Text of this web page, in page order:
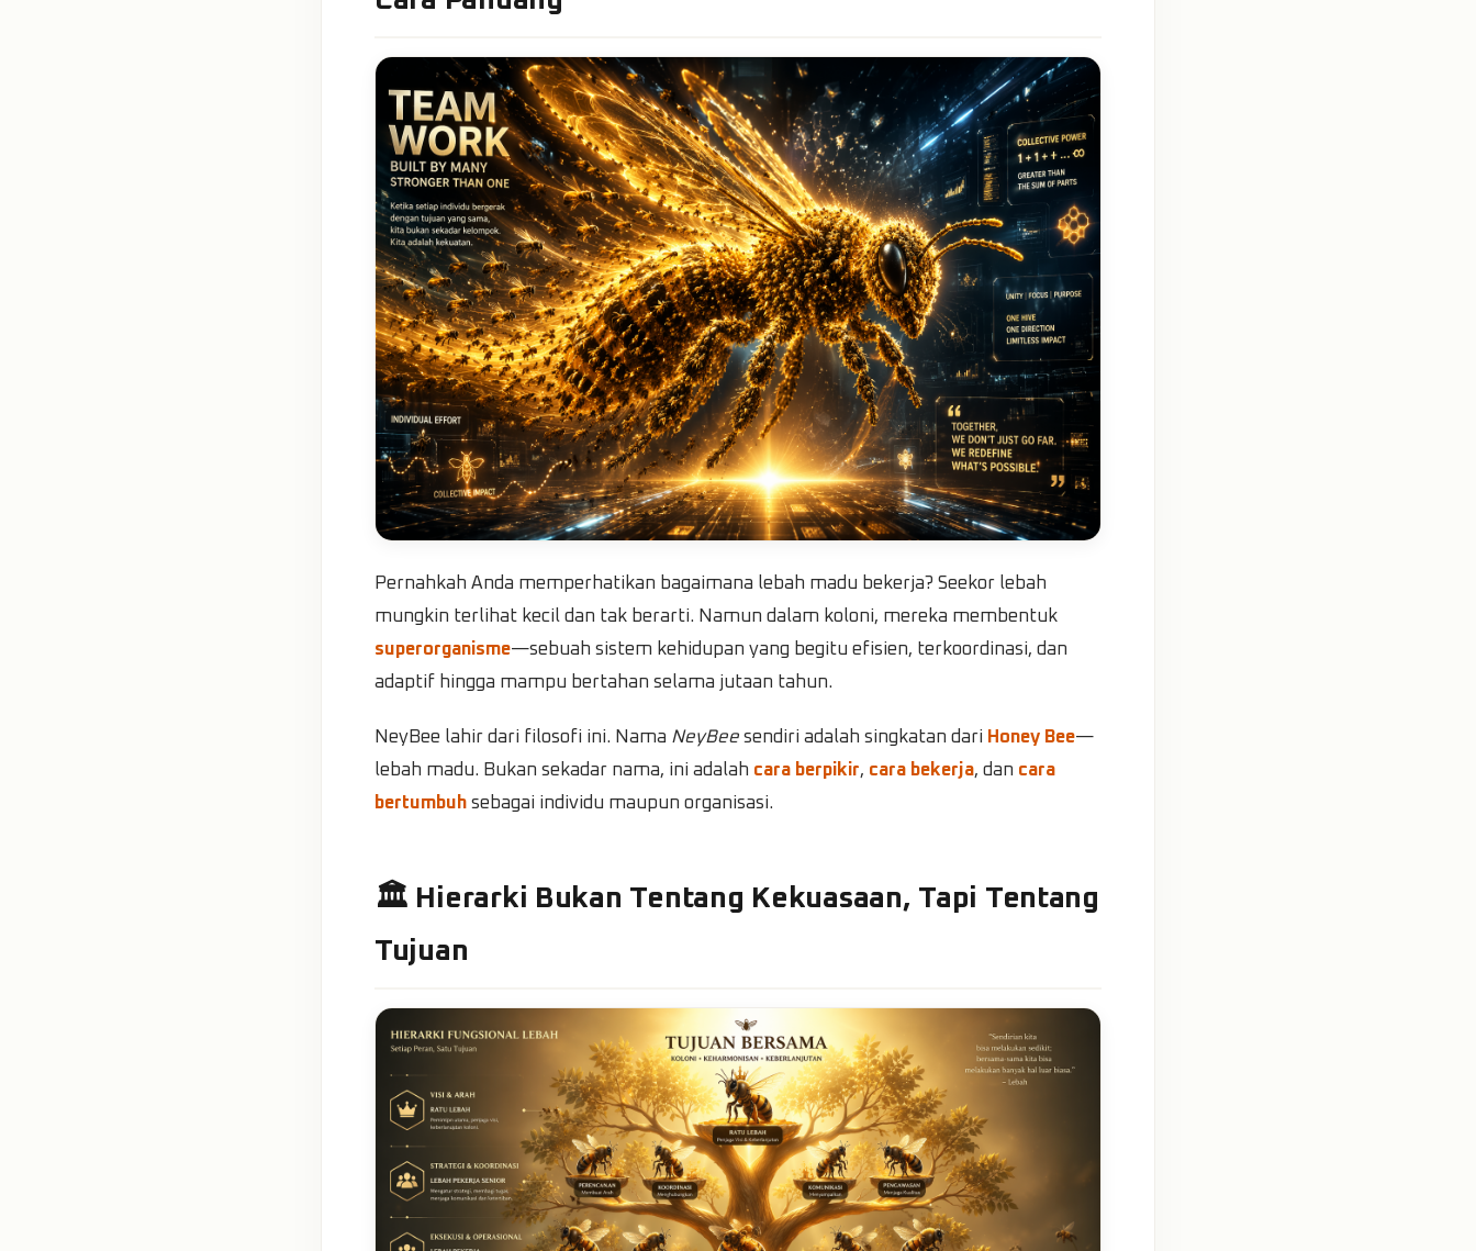
Pernahkah Anda memperhatikan bagaimana lebah madu bekerja? Seekor lebah
mungkin terlihat kecil dan tak berarti. Namun dalam koloni, mereka membentuk
superorganisme—sebuah sistem kehidupan yang begitu efisien, terkoordinasi, dan
adaptif hingga mampu bertahan selama jutaan tahun.
NeyBee lahir dari filosofi ini. Nama NeyBee sendiri adalah singkatan dari Honey Bee—
lebah madu. Bukan sekadar nama, ini adalah cara berpikir, cara bekerja, dan cara
bertumbuh sebagai individu maupun organisasi.
🏛️ Hierarki Bukan Tentang Kekuasaan, Tapi Tentang
Tujuan